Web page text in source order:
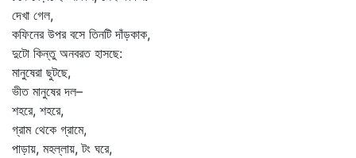
দেখা গেল,
কফিনের উপর বসে তিনটি দাঁড়কাক,
দুটো কিন্তু অনবরত হাসছে:
মানুষেরা ছুটছে,
ভীত মানুষের দল–
শহরে, শহরে,
গ্রাম থেকে গ্রামে,
পাড়ায়, মহল্লায়, টং ঘরে,